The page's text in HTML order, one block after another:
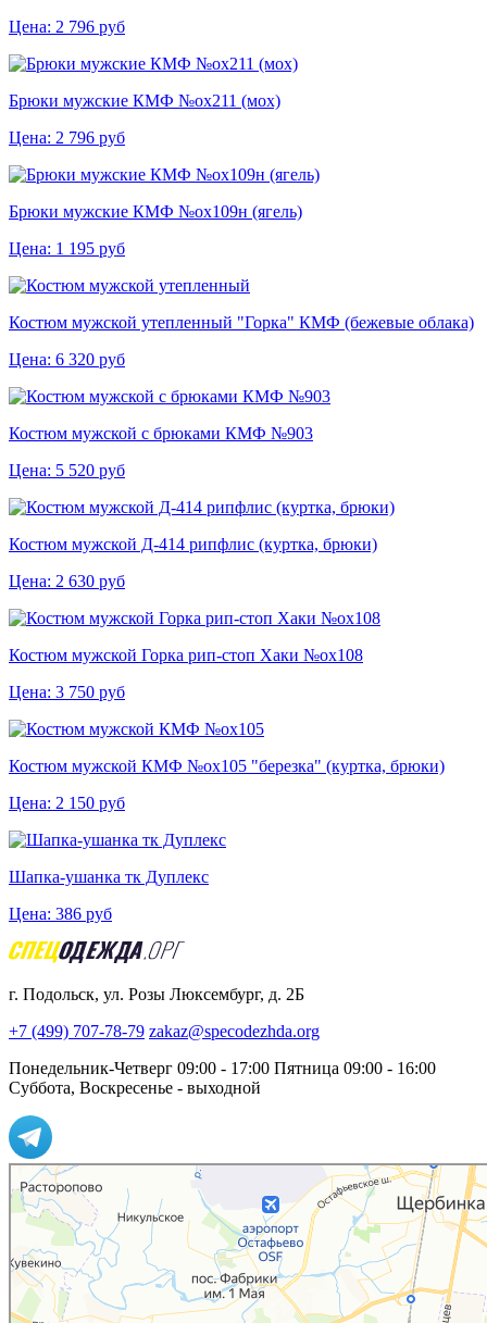
Цена: 2 796 руб
Брюки мужские КМФ №ох211 (мох)
Цена: 2 796 руб
Брюки мужские КМФ №ох109н (ягель)
Цена: 1 195 руб
Костюм мужской утепленный "Горка" КМФ (бежевые облака)
Цена: 6 320 руб
Костюм мужской с брюками КМФ №903
Цена: 5 520 руб
Костюм мужской Д-414 рипфлис (куртка, брюки)
Цена: 2 630 руб
Костюм мужской Горка рип-стоп Хаки №ох108
Цена: 3 750 руб
Костюм мужской КМФ №ох105 "березка" (куртка, брюки)
Цена: 2 150 руб
Шапка-ушанка тк Дуплекс
Цена: 386 руб
г. Подольск, ул. Розы Люксембург, д. 2Б
+7 (499) 707-78-79 zakaz@specodezhda.org
Понедельник-Четверг 09:00 - 17:00 Пятница 09:00 - 16:00
Суббота, Воскресенье - выходной